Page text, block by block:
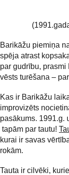
Barikāžu piemiņa
spēja atrast
par gudrību,
vēsts turēšana –
Kas ir Barikāžu
improvizēts
pasākums. 1991.g.
tapām par tautu!
kurai ir savas
rokām.
Tauta ir cilvēki,